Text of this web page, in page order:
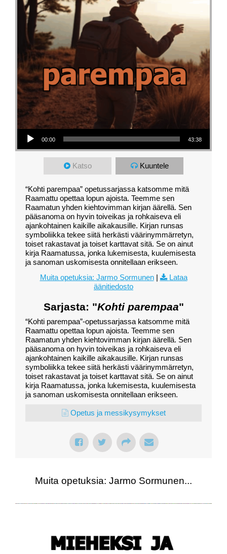
Äänitoistin
00:00 43:38
Katso Kuuntele
“Kohti parempaa” opetussarjassa katsomme mitä
Raamattu opettaa lopun ajoista. Teemme sen
Raamatun yhden kiehtovimman kirjan äärellä. Sen
pääsanoma on hyvin toiveikas ja rohkaiseva eli
ajankohtainen kaikille aikakausille. Kirjan runsas
symboliikka tekee siitä herkästi väärinymmärretyn,
toiset rakastavat ja toiset karttavat sitä. Se on ainut
kirja Raamatussa, jonka lukemisesta, kuulemisesta
ja sanoman uskomisesta onnitellaan erikseen.
Muita opetuksia: Jarmo Sormunen|
Lataa
äänitiedosto
Sarjasta: "Kohti parempaa"
“Kohti parempaa”-opetussarjassa katsomme mitä
Raamattu opettaa lopun ajoista. Teemme sen
Raamatun yhden kiehtovimman kirjan äärellä. Sen
pääsanoma on hyvin toiveikas ja rohkaiseva eli
ajankohtainen kaikille aikakausille. Kirjan runsas
symboliikka tekee siitä herkästi väärinymmärretyn,
toiset rakastavat ja toiset karttavat sitä. Se on ainut
kirja Raamatussa, jonka lukemisesta, kuulemisesta
ja sanoman uskomisesta onnitellaan erikseen.
Opetus ja messikysymykset
Muita opetuksia: Jarmo Sormunen...